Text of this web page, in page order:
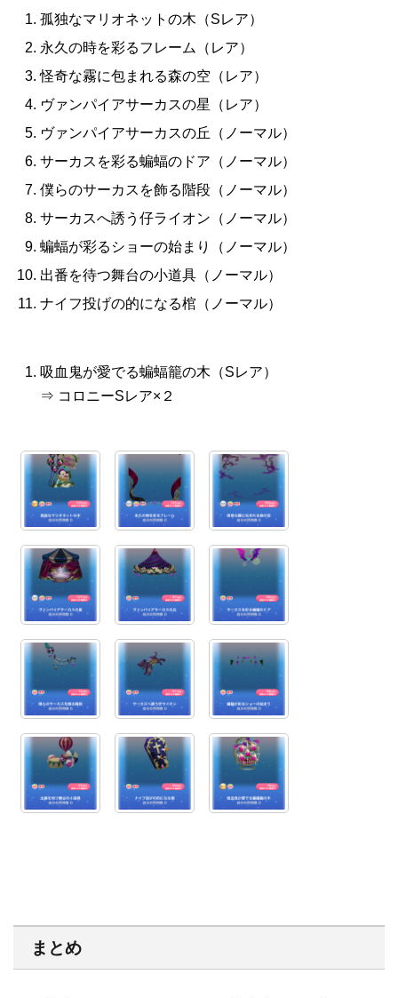
孤独なマリオネットの木（Sレア）
永久の時を彩るフレーム（レア）
怪奇な霧に包まれる森の空（レア）
ヴァンパイアサーカスの星（レア）
ヴァンパイアサーカスの丘（ノーマル）
サーカスを彩る蝙蝠のドア（ノーマル）
僕らのサーカスを飾る階段（ノーマル）
サーカスへ誘う仔ライオン（ノーマル）
蝙蝠が彩るショーの始まり（ノーマル）
出番を待つ舞台の小道具（ノーマル）
ナイフ投げの的になる棺（ノーマル）
吸血鬼が愛でる蝙蝠籠の木（Sレア）
⇒ コロニーSレア×２
まとめ